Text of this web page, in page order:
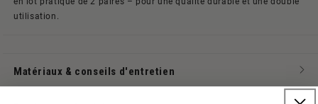
utilisation.
Matériaux & conseils d'entretien